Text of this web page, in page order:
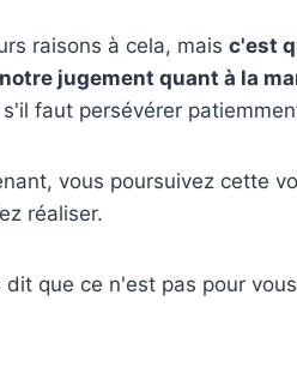
raisons à cela, mais c'est
jugement quant à la
faut persévérer
vous poursuivez cette
réaliser.
dit que ce n'est pas pour